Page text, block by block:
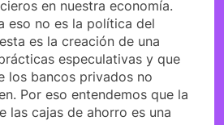
en nuestra economía.
eso no es la política del
es la creación de una
especulativas y que
los bancos privados no
Por eso entendemos que la
las cajas de ahorro es una